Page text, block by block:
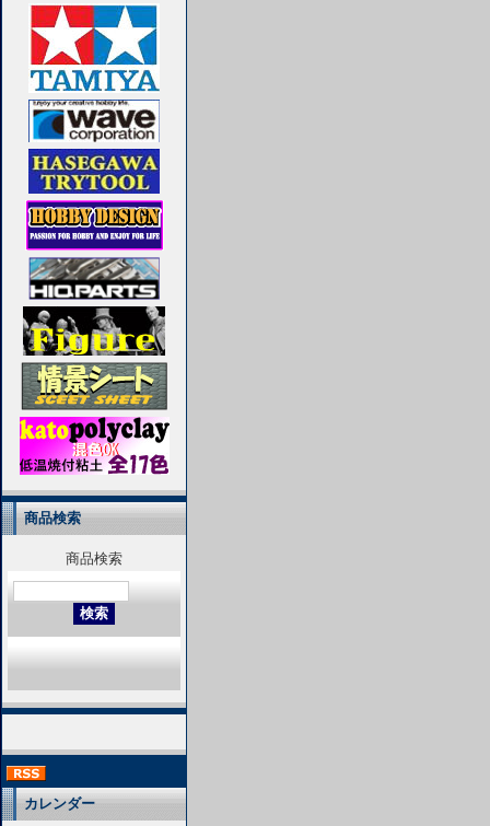
商品検索
商品検索
カレンダー